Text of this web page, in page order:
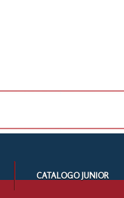
CATALOGO JUNIOR